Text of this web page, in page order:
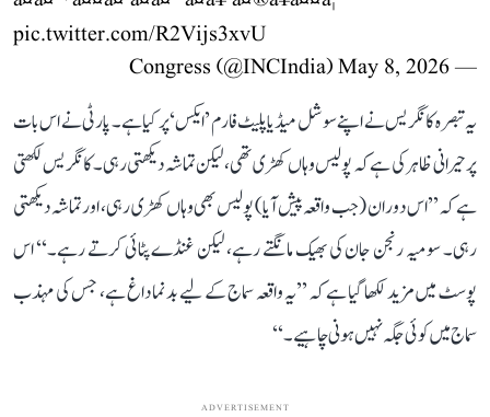
pic.twitter.com/R2Vijs3xvU
— Congress (@INCIndia)
May 8, 2026
یہ تبصرہ کانگریس نے اپنے سوشل میڈیا پلیٹ فارم ’ایکس‘ پر کیا ہے۔ پارٹی نے اس بات
پر حیرانی ظاہر کی ہے کہ پولیس وہاں کھڑی تھی، لیکن تماشہ دیکھتی رہی۔ کانگریس لکھتی
ہے کہ ’’اس دوران (جب واقعہ پیش آیا) پولیس بھی وہاں کھڑی رہی، اور تماشہ دیکھتی
رہی۔ سومیہ رنجن جان کی بھیک مانگتے رہے، لیکن غنڈے پٹائی کرتے رہے۔‘‘ اس
پوسٹ میں مزید لکھا گیا ہے کہ ’’یہ واقعہ سماج کے لیے بدنما داغ ہے، جس کی مہذب
سماج میں کوئی جگہ نہیں ہونی چاہیے۔‘‘
ADVERTISEMENT